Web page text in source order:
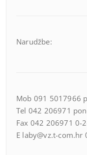
Narudžbe:
Mob 091 5017966
Tel 042 206971
Fax 042 206971 0-
E laby@vz.t-com.hr